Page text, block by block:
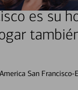
es su
San Francisco-